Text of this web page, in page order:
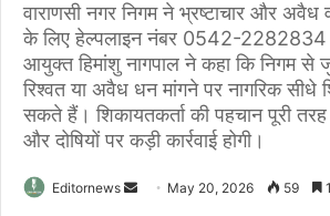
वाराणसी नगर निगम ने भ्रष्टाचार और अवैध
के लिए हेल्पलाइन नंबर 0542-2282834
आयुक्त हिमांशु नागपाल ने कहा कि निगम से
रिश्वत या अवैध धन मांगने पर नागरिक सीधे
सकते हैं। शिकायतकर्ता की पहचान पूरी तरह
और दोषियों पर कड़ी कार्रवाई होगी।
Editornews
Send May 20, 2026 59